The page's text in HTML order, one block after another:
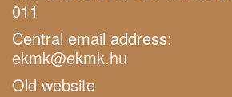
011
Central email address:
ekmk@ekmk.hu
Old website